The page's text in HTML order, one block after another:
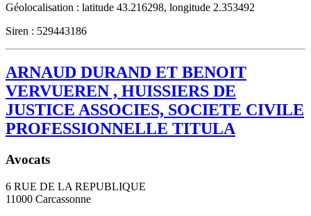
Géolocalisation : latitude 43.216298, longitude 2.353492
Siren : 529443186
ARNAUD DURAND ET BENOIT
VERVUEREN , HUISSIERS DE
JUSTICE ASSOCIES, SOCIETE CIVILE
PROFESSIONNELLE TITULA
Avocats
6 RUE DE LA REPUBLIQUE
11000 Carcassonne